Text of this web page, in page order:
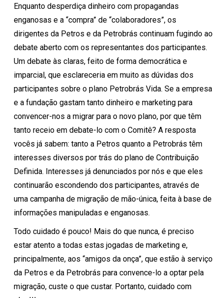
Enquanto desperdiça dinheiro com propagandas
enganosas e a “compra” de “colaboradores”, os
dirigentes da Petros e da Petrobrás continuam fugindo ao
debate aberto com os representantes dos participantes.
Um debate às claras, feito de forma democrática e
imparcial, que esclareceria em muito as dúvidas dos
participantes sobre o plano Petrobrás Vida. Se a empresa
e a fundação gastam tanto dinheiro e marketing para
convencer-nos a migrar para o novo plano, por que têm
tanto receio em debate-lo com o Comitê? A resposta
vocês já sabem: tanto a Petros quanto a Petrobrás têm
interesses diversos por trás do plano de Contribuição
Definida. Interesses já denunciados por nós e que eles
continuarão escondendo dos participantes, através de
uma campanha de migração de mão-única, feita à base de
informações manipuladas e enganosas.
Todo cuidado é pouco! Mais do que nunca, é preciso
estar atento a todas estas jogadas de marketing e,
principalmente, aos “amigos da onça”, que estão à serviço
da Petros e da Petrobrás para convence-lo a optar pela
migração, custe o que custar. Portanto, cuidado com